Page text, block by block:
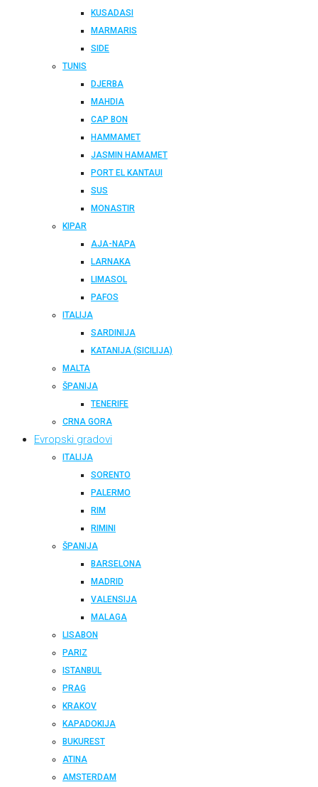
KUSADASI
MARMARIS
SIDE
TUNIS
DJERBA
MAHDIA
CAP BON
HAMMAMET
JASMIN HAMAMET
PORT EL KANTAUI
SUS
MONASTIR
KIPAR
AJA-NAPA
LARNAKA
LIMASOL
PAFOS
ITALIJA
SARDINIJA
KATANIJA (SICILIJA)
MALTA
ŠPANIJA
TENERIFE
CRNA GORA
Evropski gradovi
ITALIJA
SORENTO
PALERMO
RIM
RIMINI
ŠPANIJA
BARSELONA
MADRID
VALENSIJA
MALAGA
LISABON
PARIZ
ISTANBUL
PRAG
KRAKOV
KAPADOKIJA
BUKUREST
ATINA
AMSTERDAM